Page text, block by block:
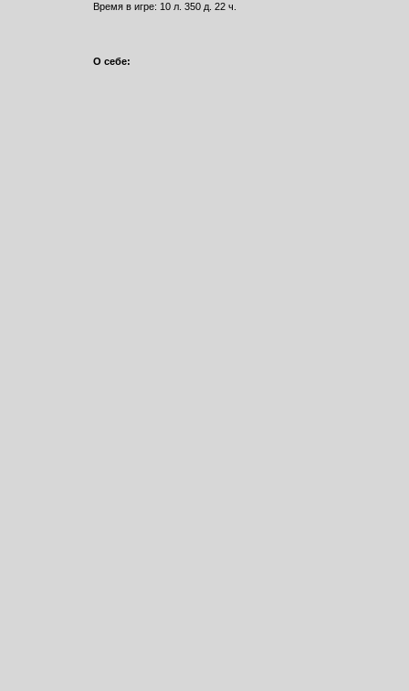
Время в игре: 10 л. 350 д. 22 ч.
О себе: